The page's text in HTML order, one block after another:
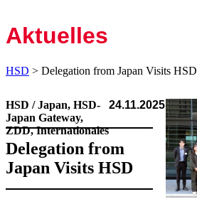
Aktuelles
HSD > Delegation from Japan Visits HSD
HSD / Japan, HSD-
Japan Gateway,
ZDD, Internationales
24.11.2025
Delegation from
Japan Visits HSD